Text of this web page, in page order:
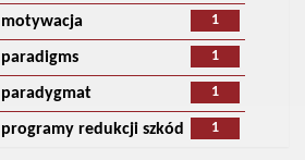
1
motywacja
1
paradigms
1
paradygmat
1
programy redukcji szkód